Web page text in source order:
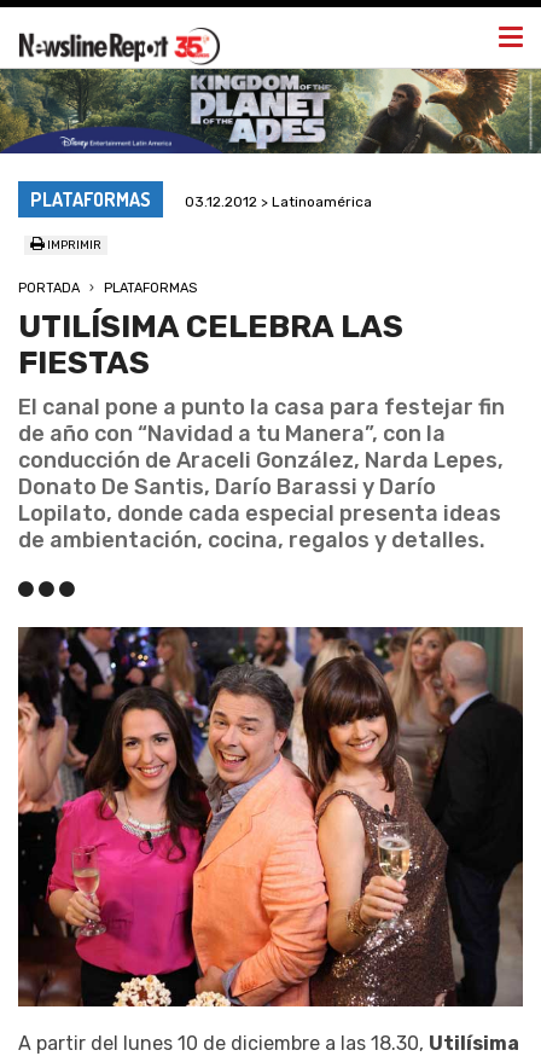
PLATAFORMAS 03.12.2012 > Latinoamérica
IMPRIMIR
PORTADA PLATAFORMAS
UTILÍSIMA CELEBRA LAS
FIESTAS
El canal pone a punto la casa para festejar fin
de año con “Navidad a tu Manera”, con la
conducción de Araceli González, Narda Lepes,
Donato De Santis, Darío Barassi y Darío
Lopilato, donde cada especial presenta ideas
de ambientación, cocina, regalos y detalles.
A partir del lunes 10 de diciembre a las 18.30, Utilísima